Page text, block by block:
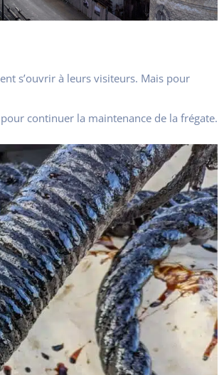
s’ouvrir à leurs visiteurs. Mais pour
continuer la maintenance de la frégate.